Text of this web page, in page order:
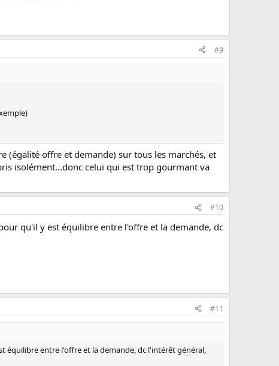
#9
(égalité offre et demande) sur tous les marchés, et
isolément...donc celui qui est trop gourmant va
#10
qu'il y est équilibre entre l'offre et la demande, dc
#11
équilibre entre l'offre et la demande, dc l'intérêt général,